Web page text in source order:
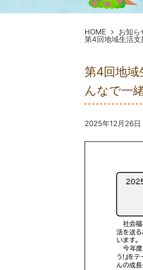
HOME お知ら
第4回地域生活支
第4回地域
んなで一
2025年12月26日